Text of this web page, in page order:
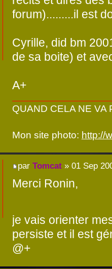
forum).........il est
Cyrille, did bm
de sa boite) et
A+
QUAND CELA NE VA
Mon site photo: http://
par Tomcat» 01 Sep
Merci Ronin,
je vais orienter
persiste et il est
@+